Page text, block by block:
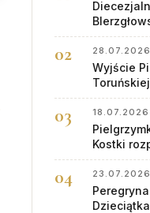
28.07.2026
Wyjście
18.07.2026
Kostki
23.07.2026